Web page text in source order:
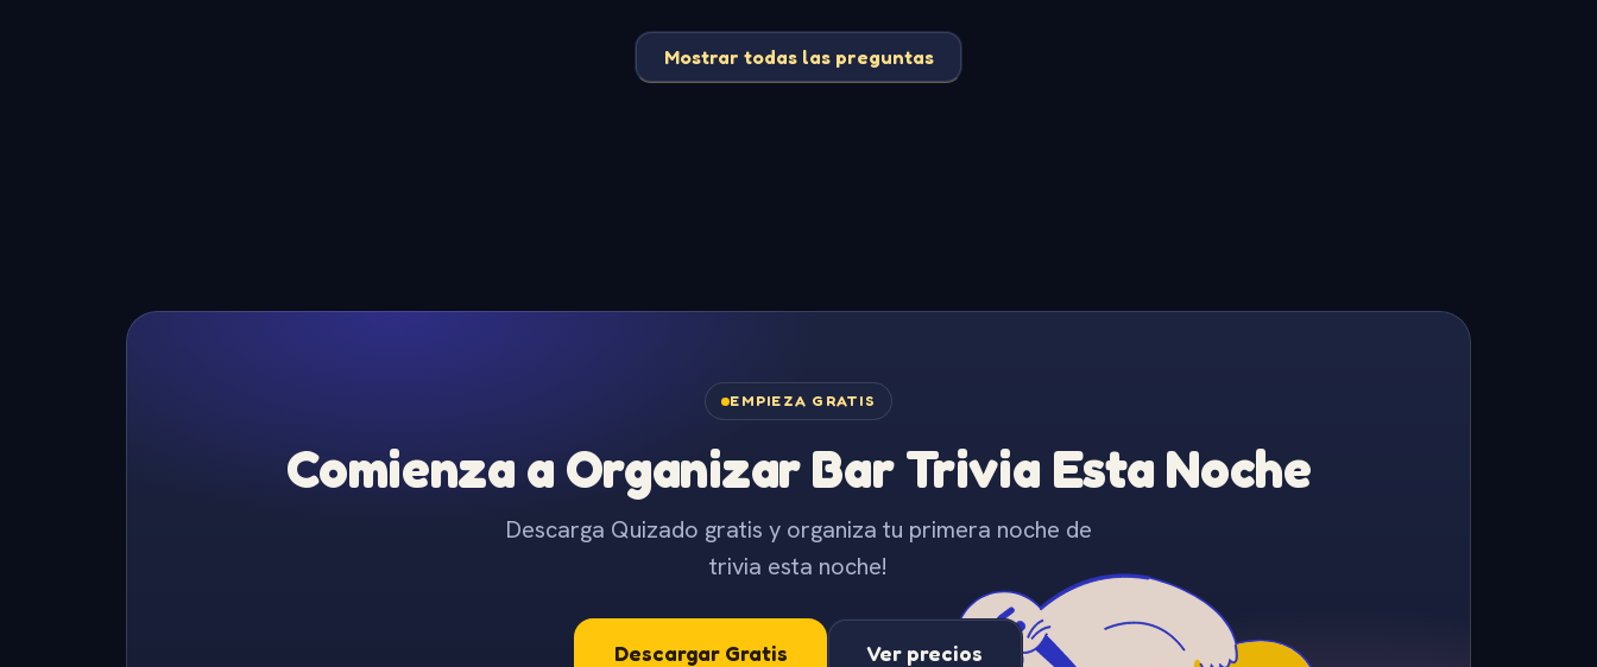
Mostrar todas las preguntas
EMPIEZA GRATIS
Comienza a Organizar Bar Trivia Esta Noche
Descarga Quizado gratis y organiza tu primera noche de
trivia esta noche!
Descargar Gratis Ver precios